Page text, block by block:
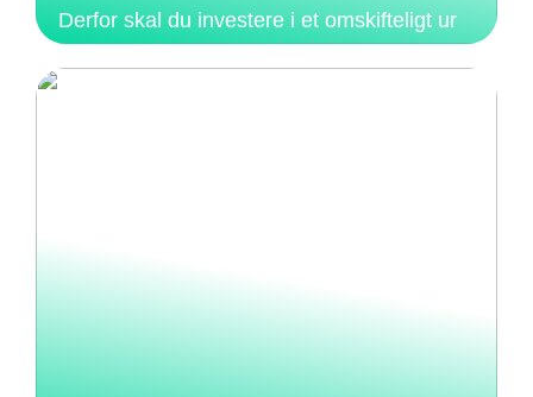
Derfor skal du investere i et omskifteligt ur